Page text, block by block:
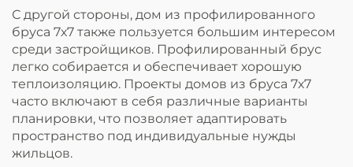
С другой стороны, дом из профилированного
бруса 7х7 также пользуется большим интересом
среди застройщиков. Профилированный брус
легко собирается и обеспечивает хорошую
теплоизоляцию. Проекты домов из бруса 7х7
часто включают в себя различные варианты
планировки, что позволяет адаптировать
пространство под индивидуальные нужды
жильцов.